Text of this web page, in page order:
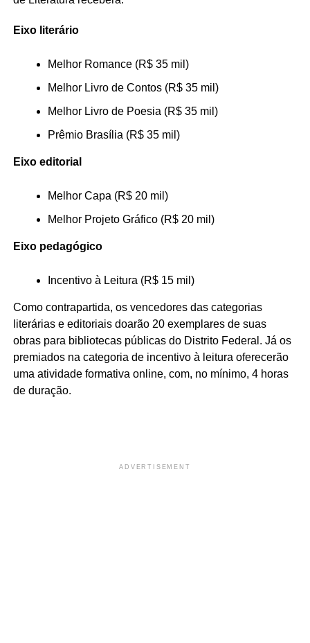
Eixo literário
Melhor Romance (R$ 35 mil)
Melhor Livro de Contos (R$ 35 mil)
Melhor Livro de Poesia (R$ 35 mil)
Prêmio Brasília (R$ 35 mil)
Eixo editorial
Melhor Capa (R$ 20 mil)
Melhor Projeto Gráfico (R$ 20 mil)
Eixo pedagógico
Incentivo à Leitura (R$ 15 mil)
Como contrapartida, os vencedores das categorias
literárias e editoriais doarão 20 exemplares de suas
obras para bibliotecas públicas do Distrito Federal. Já os
premiados na categoria de incentivo à leitura oferecerão
uma atividade formativa online, com, no mínimo, 4 horas
de duração.
ADVERTISEMENT